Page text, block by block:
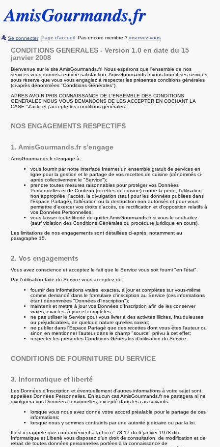
Se connecter Page d'accueil Pas encore membre ? inscrivez-vous
CONDITIONS GENERALES - Version 1.0 en date du 15
janvier 2008
Bienvenue sur le site AmisGourmands.fr! Nous espérons que l'ensemble de nos
services vous donnera entière satisfaction. AmisGourmands.fr vous fournit ses services
sous réserve que vous vous engagiez à respecter les présentes conditions générales
(ci-après dénommées "Conditions Générales").
APRES AVOIR PRIS CONNAISSANCE DE L'ENSEMBLE DES CONDITIONS
GENERALES NOUS VOUS DEMANDONS DE LES ACCEPTER EN COCHANT LA
CASE "J'ai lu et j'accepte les conditions générales".
NOS ENGAGEMENTS RESPECTIFS
1. AmisGourmands.fr s'engage
AmisGourmands.fr s'engage à :
vous fournir par notre interface Internet un ensemble gratuit de services en
ligne pour la gestion et le partage de vos recettes de cuisine (dénommés ci-
après collectivement le "Service");
prendre toutes mesures raisonnables pour protéger vos Données
Personnelles et de Contenu (recettes de cuisine) contre la perte, l'utilisation
non appropriée, l'accès, la divulgation (sauf pour les données publiées dans
l'Espace Partagé), l'altération ou la destruction non autorisés et pour vous
permettre d'exercer vos droits d'accès, de rectification et d'opposition relatifs à
vos Données Personnelles;
vous laisser toute liberté de quitter AmisGourmands.fr si vous le souhaitez
(sauf violation des Conditions Générales ou procédure juridique en cours).
Les limitations de nos engagements sont détaillées ci-après, notamment au
paragraphe 15.
2. Vos engagements
Vous avez conscience et acceptez le fait que le Service vous soit fourni "en l'état".
Par l'utilisation faite du Service vous acceptez de :
fournir des informations vraies, exactes, à jour et complètes sur vous-même
comme demandé dans le formulaire d'inscription au Service (ces informations
étant dénommées "Données d'Inscription");
maintenir et mettre à jour vos Données d'Inscription afin de les conserver
vraies, exactes, à jour et complètes;
ne pas utiliser le Service pour vous livrer à des activités illicites, frauduleuses
ou préjudiciables, de quelque nature qu'elles soient;
ne publier dans l'Espace Partagé que des recettes dont vous êtes l'auteur ou
sinon en mentionner l'auteur dans le champ "source" prévu à cet effet;
respecter les présentes Conditions Générales d'utilisation du Service.
CONDITIONS DE FOURNITURE DU SERVICE
3. Informatique et liberté
Les Données d'Inscription et éventuellement d'autres informations à votre sujet sont
appelées Données Personnelles. En aucun cas AmisGourmands.fr ne partagera ni ne
divulguera vos Données Personnelles, excepté dans les cas suivants:
lorsque vous nous avez donné votre accord préalable pour le partage de ces
informations;
lorsque nous y sommes contraints par une autorité judiciaire ou par la loi.
Il est ici rappelé que conformément à la Loi n° 78-17 du 6 janvier 1978 dite
Informatique et Liberté vous disposez d'un droit de consultation, de modification et de
retrait de toutes données personnelles portées à la connaissance de